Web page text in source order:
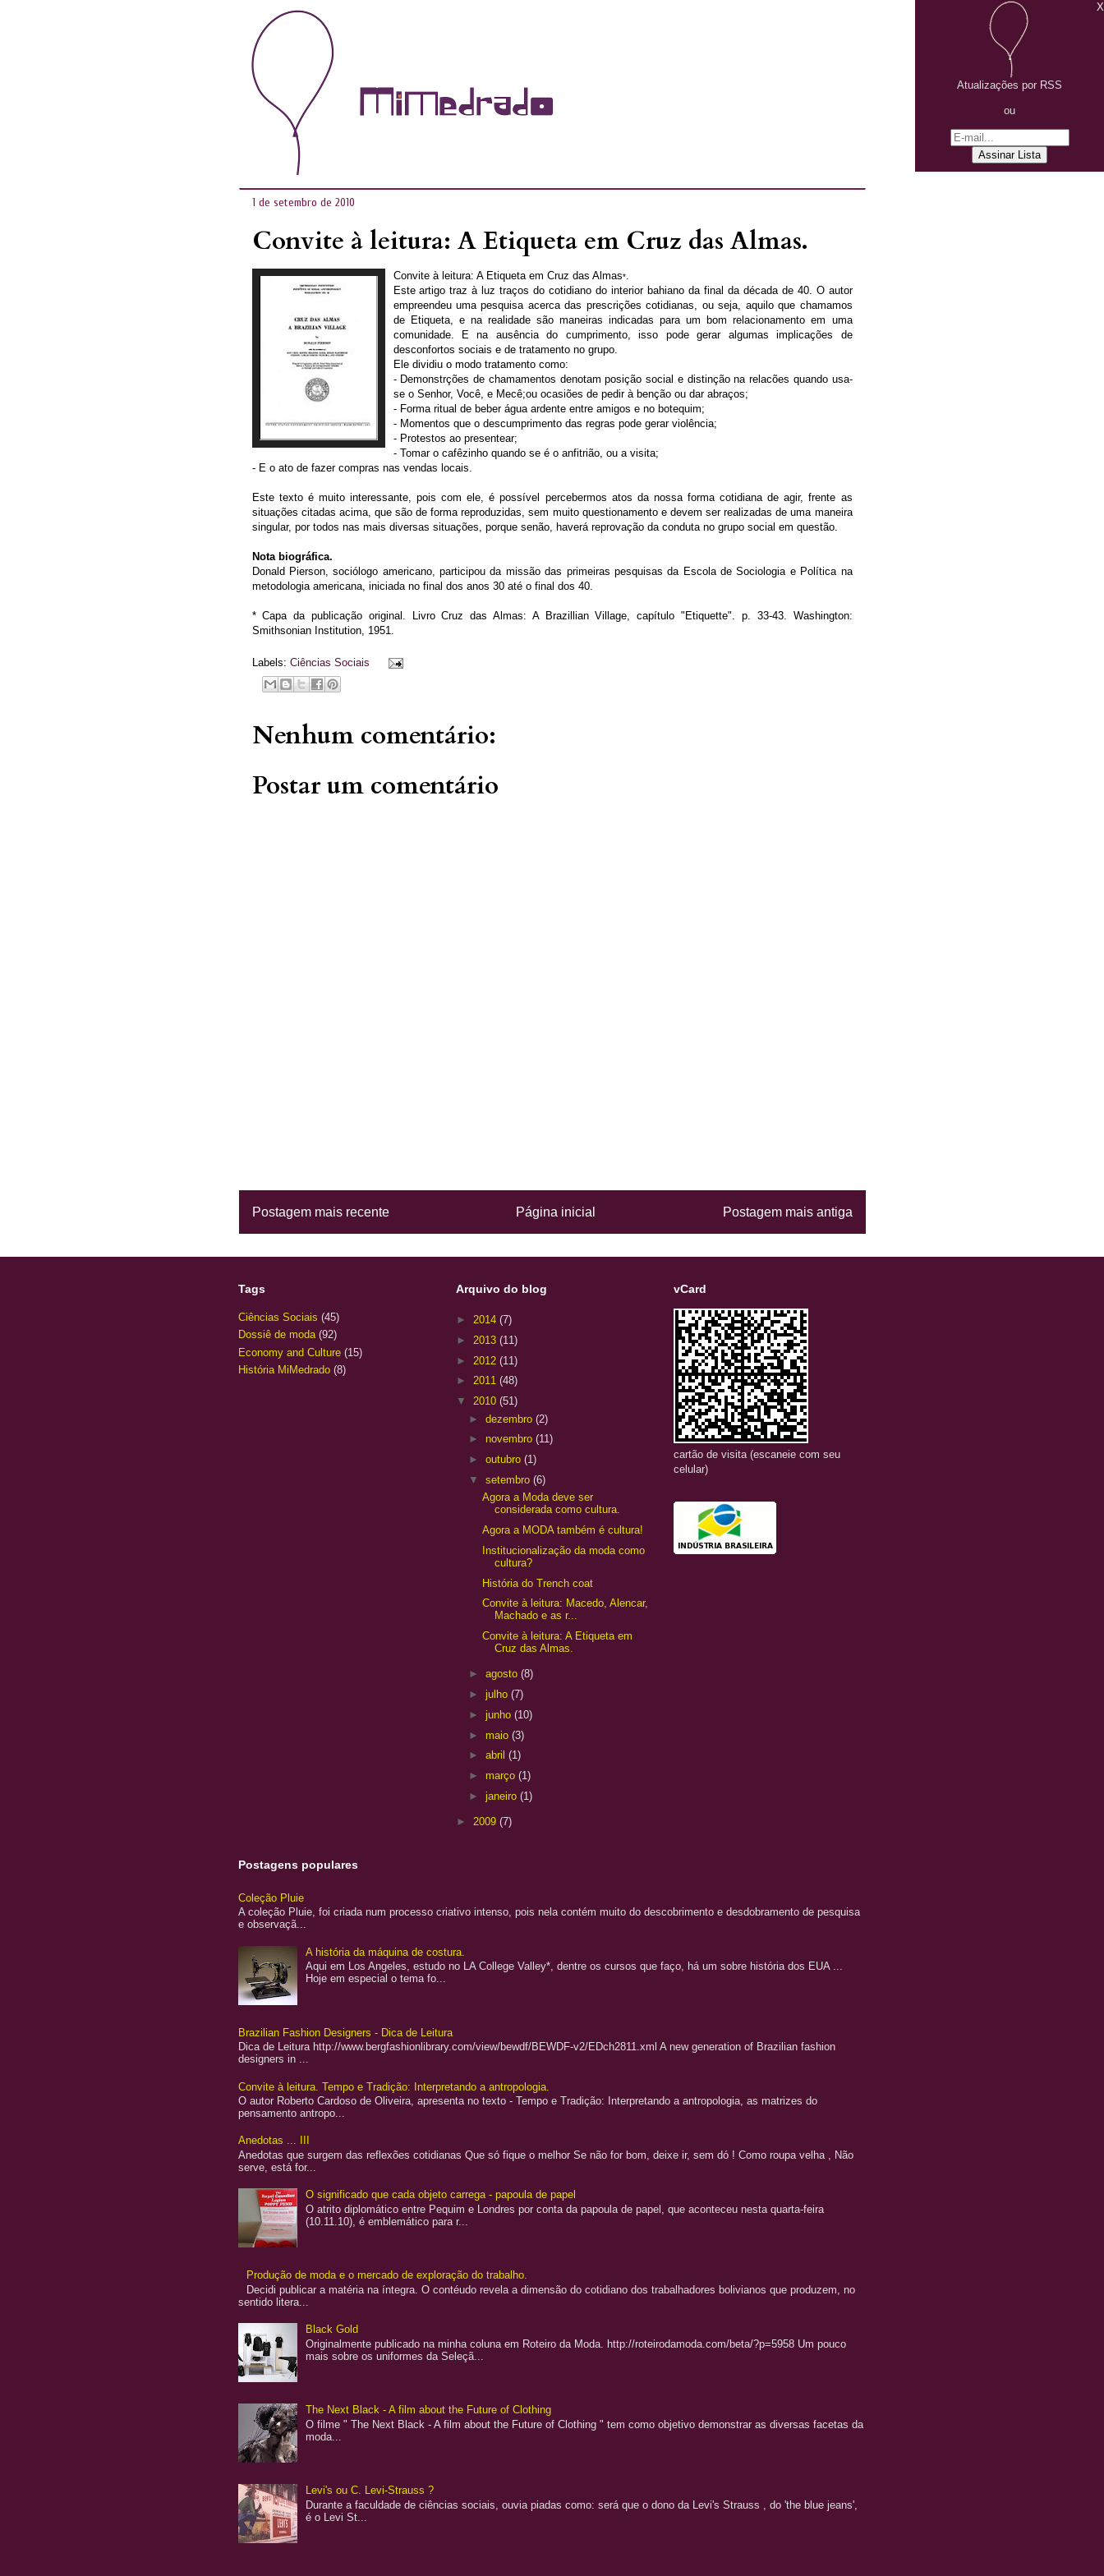
Atualizações por RSS
ou
X
1 de setembro de 2010
Convite à leitura: A Etiqueta em Cruz das Almas.
Convite à leitura: A Etiqueta em Cruz das Almas*.
Este artigo traz à luz traços do cotidiano do interior bahiano da final da década de 40. O autor
empreendeu uma pesquisa acerca das prescrições cotidianas, ou seja, aquilo que chamamos
de Etiqueta, e na realidade são maneiras indicadas para um bom relacionamento em uma
comunidade. E na ausência do cumprimento, isso pode gerar algumas implicações de
desconfortos sociais e de tratamento no grupo.
Ele dividiu o modo tratamento como:
- Demonstrções de chamamentos denotam posição social e distinção na relacões quando usa-
se o Senhor, Você, e Mecê;ou ocasiões de pedir à benção ou dar abraços;
- Forma ritual de beber água ardente entre amigos e no botequim;
- Momentos que o descumprimento das regras pode gerar violência;
- Protestos ao presentear;
- Tomar o cafêzinho quando se é o anfitrião, ou a visita;
- E o ato de fazer compras nas vendas locais.
Este texto é muito interessante, pois com ele, é possível percebermos atos da nossa forma cotidiana de agir, frente as
situações citadas acima, que são de forma reproduzidas, sem muito questionamento e devem ser realizadas de uma maneira
singular, por todos nas mais diversas situações, porque senão, haverá reprovação da conduta no grupo social em questão.
Nota biográfica.
Donald Pierson, sociólogo americano, participou da missão das primeiras pesquisas da Escola de Sociologia e Política na
metodologia americana, iniciada no final dos anos 30 até o final dos 40.
* Capa da publicação original. Livro Cruz das Almas: A Brazillian Village, capítulo "Etiquette". p. 33-43. Washington:
Smithsonian Institution, 1951.
Labels: Ciências Sociais
Nenhum comentário:
Postar um comentário
Postagem mais recente Postagem mais antiga
Página inicial
Tags
Ciências Sociais (45)
Dossiê de moda (92)
Economy and Culture (15)
História MiMedrado (8)
Arquivo do blog
► 2014 (7)
► 2013 (11)
► 2012 (11)
► 2011 (48)
▼ 2010 (51)
►dezembro(2)
►novembro(11)
►outubro(1)
▼setembro(6)
Agora a Moda deve ser
considerada como cultura.
Agora a MODA também é cultura!
Institucionalização da moda como
cultura?
História do Trench coat
Convite à leitura: Macedo, Alencar,
Machado e as r...
Convite à leitura: A Etiqueta em
Cruz das Almas.
►agosto(8)
►julho(7)
►junho(10)
►maio(3)
►abril(1)
►março(1)
►janeiro(1)
► 2009 (7)
vCard
cartão de visita (escaneie com seu
celular)
Postagens populares
Coleção Pluie
A coleção Pluie, foi criada num processo criativo intenso, pois nela contém muito do descobrimento e desdobramento de pesquisa
e observaçã...
A história da máquina de costura.
Aqui em Los Angeles, estudo no LA College Valley*, dentre os cursos que faço, há um sobre história dos EUA ...
Hoje em especial o tema fo...
Brazilian Fashion Designers - Dica de Leitura
Dica de Leitura http://www.bergfashionlibrary.com/view/bewdf/BEWDF-v2/EDch2811.xml A new generation of Brazilian fashion
designers in ...
Convite à leitura. Tempo e Tradição: Interpretando a antropologia.
O autor Roberto Cardoso de Oliveira, apresenta no texto - Tempo e Tradição: Interpretando a antropologia, as matrizes do
pensamento antropo...
Anedotas ... III
Anedotas que surgem das reflexões cotidianas Que só fique o melhor Se não for bom, deixe ir, sem dó ! Como roupa velha , Não
serve, está for...
O significado que cada objeto carrega - papoula de papel
O atrito diplomático entre Pequim e Londres por conta da papoula de papel, que aconteceu nesta quarta-feira
(10.11.10), é emblemático para r...
Produção de moda e o mercado de exploração do trabalho.
Decidi publicar a matéria na íntegra. O contéudo revela a dimensão do cotidiano dos trabalhadores bolivianos que produzem, no
sentido litera...
Black Gold
Originalmente publicado na minha coluna em Roteiro da Moda. http://roteirodamoda.com/beta/?p=5958 Um pouco
mais sobre os uniformes da Seleçã...
The Next Black - A film about the Future of Clothing
O filme " The Next Black - A film about the Future of Clothing " tem como objetivo demonstrar as diversas facetas da
moda...
Levi's ou C. Levi-Strauss ?
Durante a faculdade de ciências sociais, ouvia piadas como: será que o dono da Levi's Strauss , do 'the blue jeans',
é o Levi St...